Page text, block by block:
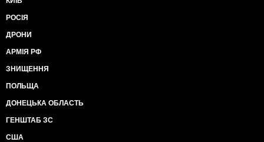
РОСІЯ
ДРОНИ
АРМІЯ РФ
ЗНИЩЕННЯ
ПОЛЬЩА
ДОНЕЦЬКА ОБЛАСТЬ
ГЕНШТАБ ЗС
США